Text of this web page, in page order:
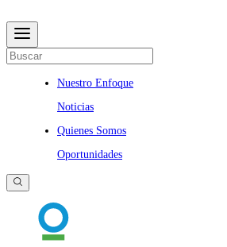
Nuestro Enfoque
Noticias
Quienes Somos
Oportunidades